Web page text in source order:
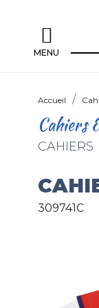
MENU
Accueil
Cahiers
CAHIERS
309741C